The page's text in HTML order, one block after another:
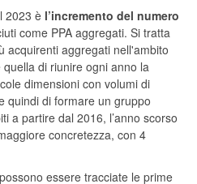
2023 è l’incremento del numero
come PPA aggregati. Si tratta
acquirenti aggregati nell'ambito
quella di riunire ogni anno la
dimensioni con volumi di
quindi di formare un gruppo
a partire dal 2016, l’anno scorso
concretezza, con 4
essere tracciate le prime